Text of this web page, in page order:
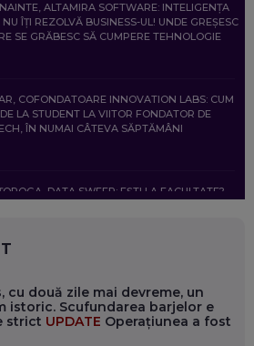
ALTAMIRA SOFTWARE: INTELIGENȚA
ÎȚI REZOLVĂ BUSINESS-UL! UNDE GREȘESC
SE GRĂBESC SĂ CUMPERE TEHNOLOGIE
COFONDATOARE INNOVATION LABS: CUM
LA STUDENT LA VIITOR FONDATOR DE
ÎN NUMAI CÂTEVA SĂPTĂMÂNI
DATA SWEEP: EȘTI LA FACULTATE?
CA SĂ FII MAI BUN LA JOB. ȘI CUM
MUNCA, ÎN URMĂTORII ANI
cu două zile mai devreme, un
istoric. Scufundarea barjelor e
strict UPDATE Operațiunea a fost